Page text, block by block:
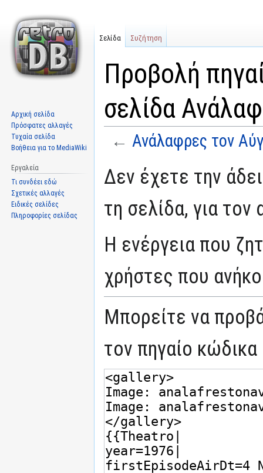
Προβολή
σελίδα
← Ανάλαφρες τον
στην
στην
Δεν έχετε την
τη σελίδα, για
Η ενέργεια που
χρήστες που
Μπορείτε να
τον πηγαίο
Σελίδα Συζήτηση
Αρχική σελίδα
Πρόσφατες αλλαγές
Τυχαία σελίδα
Βοήθεια για το MediaWiki
Εργαλεία
Τι συνδέει εδώ
Σχετικές αλλαγές
Ειδικές σελίδες
Πληροφορίες σελίδας